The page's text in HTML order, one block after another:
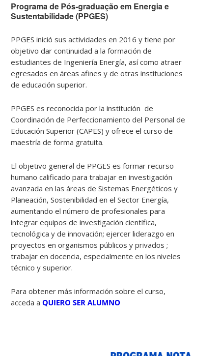
Programa de Pós-graduação em Energia e
Sustentabilidade (PPGES)
PPGES inició sus actividades en 2016 y tiene por
objetivo dar continuidad a la formación de
estudiantes de Ingeniería Energía, así como atraer
egresados en áreas afines y de otras instituciones
de educación superior.
PPGES es reconocida por la institución de
Coordinación de Perfeccionamiento del Personal de
Educación Superior (CAPES) y ofrece el curso de
maestría de forma gratuita.
El objetivo general de PPGES es formar recurso
humano calificado para trabajar en investigación
avanzada en las áreas de Sistemas Energéticos y
Planeación, Sostenibilidad en el Sector Energía,
aumentando el número de profesionales para
integrar equipos de investigación científica,
tecnológica y de innovación; ejercer liderazgo en
proyectos en organismos públicos y privados ;
trabajar en docencia, especialmente en los niveles
técnico y superior.
Para obtener más información sobre el curso,
acceda aQUIERO SER ALUMNO